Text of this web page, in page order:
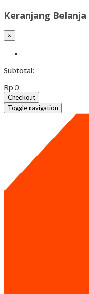
Keranjang Belanja
×
Subtotal:
Rp 0
Checkout
Toggle navigation